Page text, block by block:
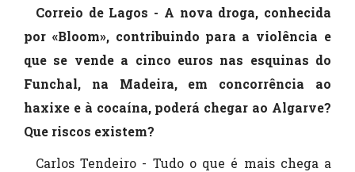
Correio de Lagos - A nova droga, conhecida
por «Bloom», contribuindo para a violência e
que se vende a cinco euros nas esquinas do
Funchal, na Madeira, em concorrência ao
haxixe e à cocaína, poderá chegar ao Algarve?
Que riscos existem?
Carlos Tendeiro - Tudo o que é mais chega a